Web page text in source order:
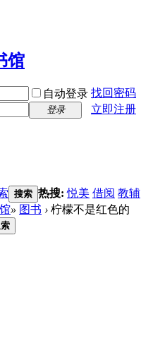
自动登录 找回密码
登录
立即注册
搜索 热搜:悦美 借阅 教辅
» 图书 › 柠檬不是红色的